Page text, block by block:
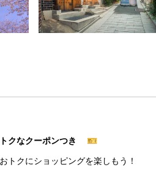
トクなクーポンつき 🎫
トクにショッピングを楽しもう！